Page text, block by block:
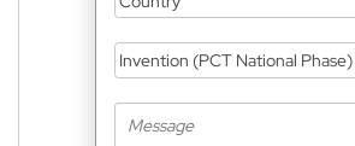
Invention (PCT National Phase)